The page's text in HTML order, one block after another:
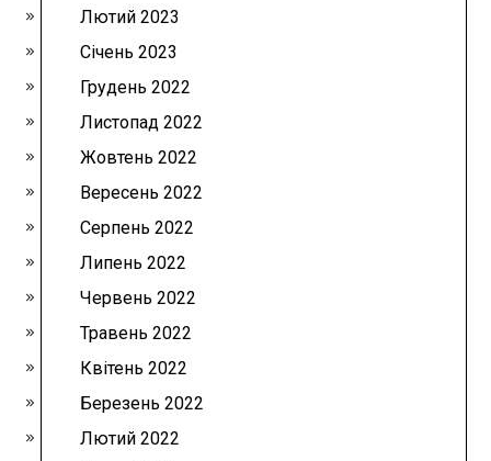
Лютий 2023
Січень 2023
Грудень 2022
Листопад 2022
Жовтень 2022
Вересень 2022
Серпень 2022
Липень 2022
Червень 2022
Травень 2022
Квітень 2022
Березень 2022
Лютий 2022